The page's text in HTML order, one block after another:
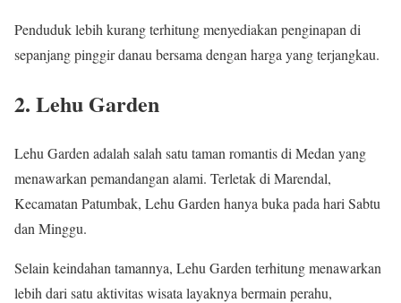
Penduduk lebih kurang terhitung menyediakan penginapan di
sepanjang pinggir danau bersama dengan harga yang terjangkau.
2. Lehu Garden
Lehu Garden adalah salah satu taman romantis di Medan yang
menawarkan pemandangan alami. Terletak di Marendal,
Kecamatan Patumbak, Lehu Garden hanya buka pada hari Sabtu
dan Minggu.
Selain keindahan tamannya, Lehu Garden terhitung menawarkan
lebih dari satu aktivitas wisata layaknya bermain perahu,